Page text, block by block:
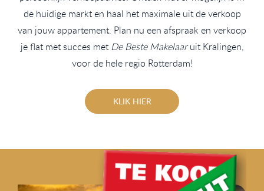
de huidige markt en haal het maximale uit de verkoop
van jouw appartement. Plan nu een afspraak en verkoop
je flat met succes metDe Beste Makelaaruit Kralingen,
voor de hele regio Rotterdam!
KLIK HIER